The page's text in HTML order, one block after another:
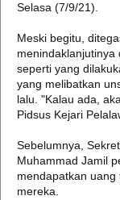
Selasa (7/9/21).
Meski begitu,
seperti yang
yang melibatkan
lalu. "Kalau ada,
Pidsus Kejari
Sebelumnya,
Muhammad Jamil
mendapatkan
mereka.